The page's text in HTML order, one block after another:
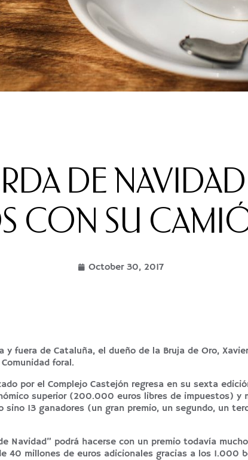
DE NAVIDAD
CON SU
October 30, 2017
fuera de Cataluña, el dueño de la Bruja de Oro,
foral.
por el Complejo Castejón regresa en su sexta
superior (200.000 euros libres de impuestos) y
13 ganadores (un gran premio, un segundo, un
Navidad” podrá hacerse con un premio todavía
40 millones de euros adicionales gracias a los 1.000